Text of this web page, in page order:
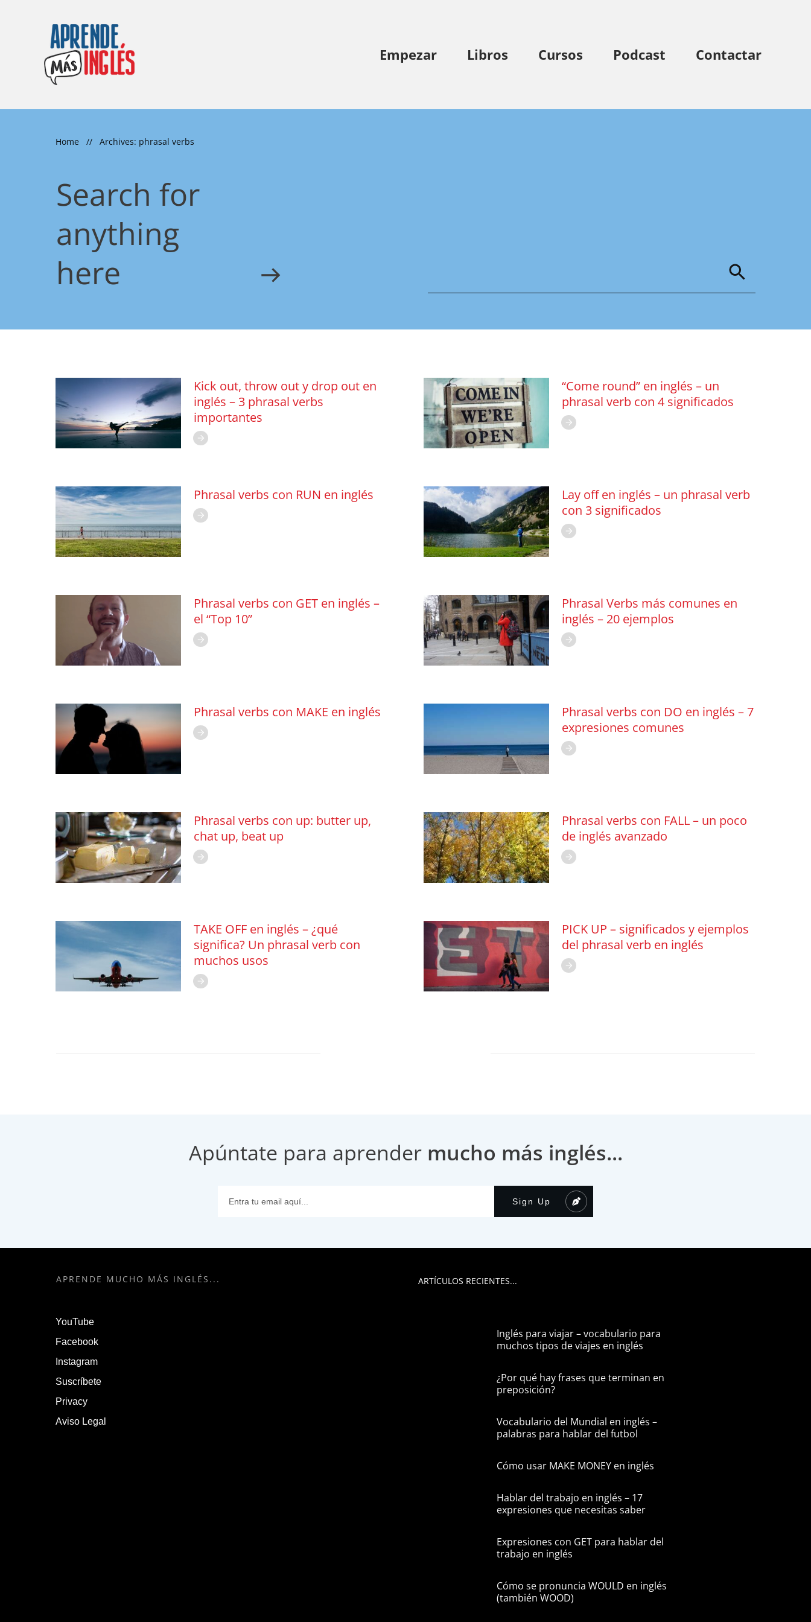
Empezar Libros Cursos Podcast Contactar
Home // Archives: phrasal verbs
Search for
anything
here
Kick out, throw out y drop out en
inglés – 3 phrasal verbs
importantes
“Come round” en inglés – un
phrasal verb con 4 significados
Phrasal verbs con RUN en inglés
Lay off en inglés – un phrasal verb
con 3 significados
Phrasal verbs con GET en inglés –
el “Top 10”
Phrasal Verbs más comunes en
inglés – 20 ejemplos
Phrasal verbs con MAKE en inglés
Phrasal verbs con DO en inglés – 7
expresiones comunes
Phrasal verbs con up: butter up,
chat up, beat up
Phrasal verbs con FALL – un poco
de inglés avanzado
TAKE OFF en inglés – ¿qué
significa? Un phrasal verb con
muchos usos
PICK UP – significados y ejemplos
del phrasal verb en inglés
Apúntate para aprender mucho más inglés...
Sign Up
APRENDE MUCHO MÁS INGLÉS...
YouTube
Facebook
Instagram
Suscríbete
Privacy
Aviso Legal
ARTÍCULOS RECIENTES...
Inglés para viajar – vocabulario para
muchos tipos de viajes en inglés
¿Por qué hay frases que terminan en
preposición?
Vocabulario del Mundial en inglés –
palabras para hablar del futbol
Cómo usar MAKE MONEY en inglés
Hablar del trabajo en inglés – 17
expresiones que necesitas saber
Expresiones con GET para hablar del
trabajo en inglés
Cómo se pronuncia WOULD en inglés
(también WOOD)